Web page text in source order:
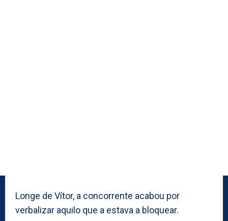
Longe de Vítor, a concorrente acabou por
verbalizar aquilo que a estava a bloquear.